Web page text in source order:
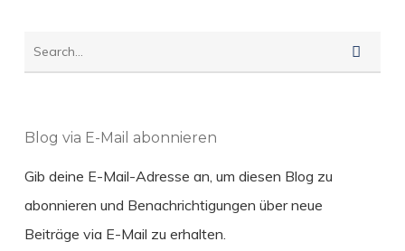
Blog via E-Mail abonnieren
Gib deine E-Mail-Adresse an, um diesen Blog zu
abonnieren und Benachrichtigungen über neue
Beiträge via E-Mail zu erhalten.